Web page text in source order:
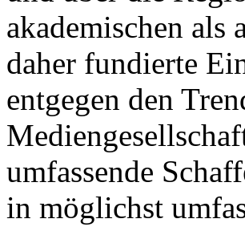
akademischen als
daher fundierte
entgegen den
umfassende
in möglichst